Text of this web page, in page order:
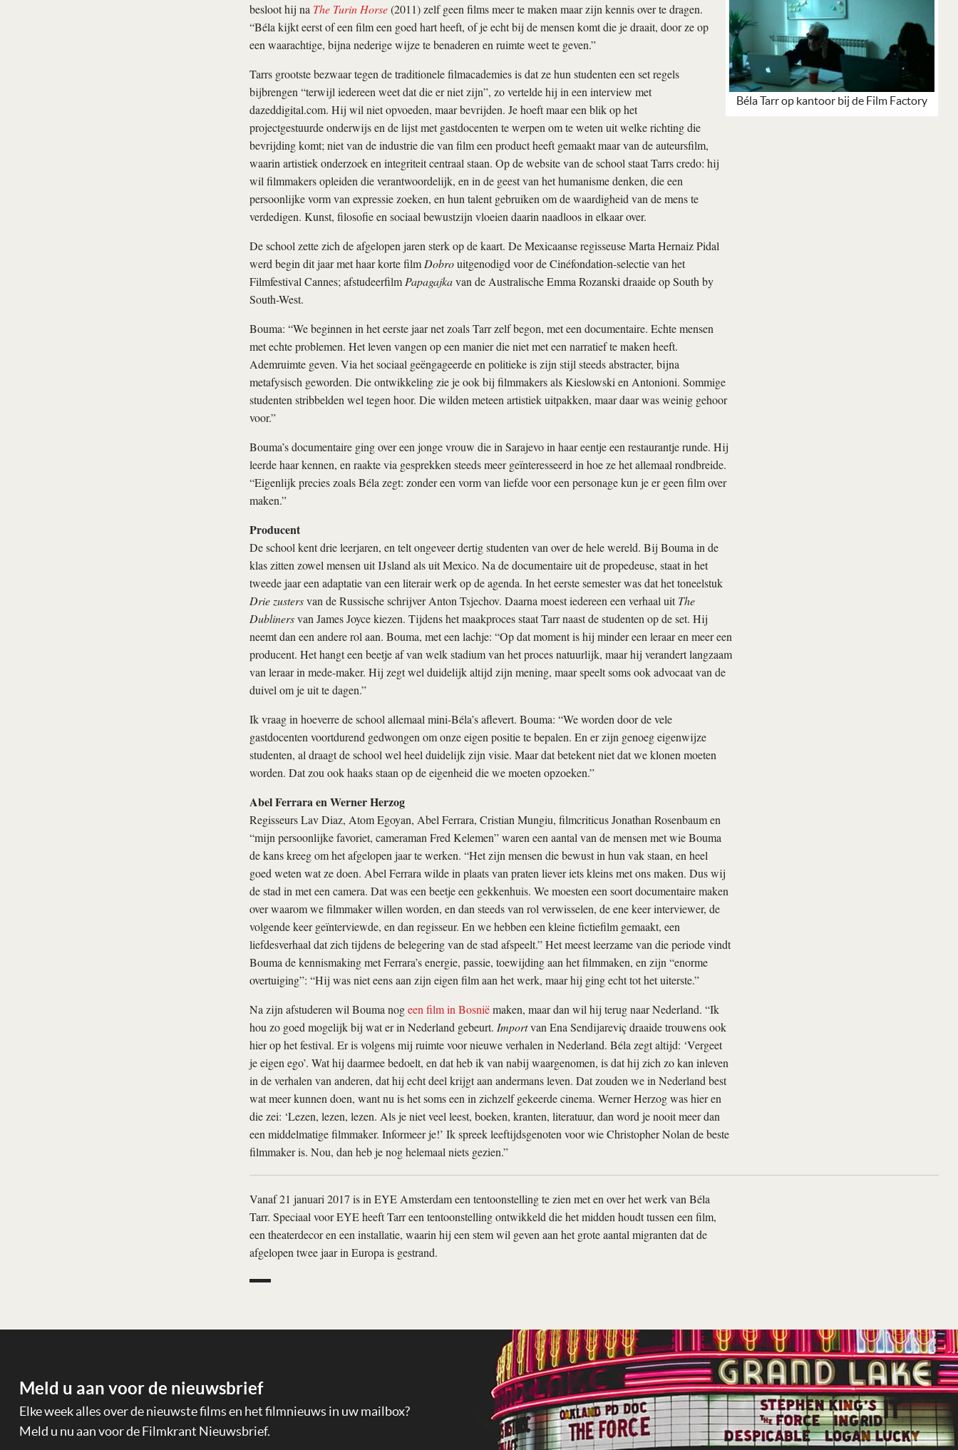
Béla Tarr op kantoor bij de Film Factory
besloot hij na The Turin Horse(2011) zelf geen films meer te maken maar zijn kennis over te dragen.
“Béla kijkt eerst of een film een goed hart heeft, of je echt bij de mensen komt die je draait, door ze op
een waarachtige, bijna nederige wijze te benaderen en ruimte weet te geven.”
Tarrs grootste bezwaar tegen de traditionele filmacademies is dat ze hun studenten een set regels
bijbrengen “terwijl iedereen weet dat die er niet zijn”, zo vertelde hij in een interview met
dazeddigital.com. Hij wil niet opvoeden, maar bevrijden. Je hoeft maar een blik op het
projectgestuurde onderwijs en de lijst met gastdocenten te werpen om te weten uit welke richting die
bevrijding komt; niet van de industrie die van film een product heeft gemaakt maar van de auteursfilm,
waarin artistiek onderzoek en integriteit centraal staan. Op de website van de school staat Tarrs credo: hij
wil filmmakers opleiden die verantwoordelijk, en in de geest van het humanisme denken, die een
persoonlijke vorm van expressie zoeken, en hun talent gebruiken om de waardigheid van de mens te
verdedigen. Kunst, filosofie en sociaal bewustzijn vloeien daarin naadloos in elkaar over.
De school zette zich de afgelopen jaren sterk op de kaart. De Mexicaanse regisseuse Marta Hernaiz Pidal
werd begin dit jaar met haar korte film Dobrouitgenodigd voor de Cinéfondation-selectie van het
Filmfestival Cannes; afstudeerfilm Papagajkavan de Australische Emma Rozanski draaide op South by
South-West.
Bouma: “We beginnen in het eerste jaar net zoals Tarr zelf begon, met een documentaire. Echte mensen
met echte problemen. Het leven vangen op een manier die niet met een narratief te maken heeft.
Ademruimte geven. Via het sociaal geëngageerde en politieke is zijn stijl steeds abstracter, bijna
metafysisch geworden. Die ontwikkeling zie je ook bij filmmakers als Kieslowski en Antonioni. Sommige
studenten stribbelden wel tegen hoor. Die wilden meteen artistiek uitpakken, maar daar was weinig gehoor
voor.”
Bouma’s documentaire ging over een jonge vrouw die in Sarajevo in haar eentje een restaurantje runde. Hij
leerde haar kennen, en raakte via gesprekken steeds meer geïnteresseerd in hoe ze het allemaal rondbreide.
“Eigenlijk precies zoals Béla zegt: zonder een vorm van liefde voor een personage kun je er geen film over
maken.”
Producent
De school kent drie leerjaren, en telt ongeveer dertig studenten van over de hele wereld. Bij Bouma in de
klas zitten zowel mensen uit IJsland als uit Mexico. Na de documentaire uit de propedeuse, staat in het
tweede jaar een adaptatie van een literair werk op de agenda. In het eerste semester was dat het toneelstuk
Drie zustersvan de Russische schrijver Anton Tsjechov. Daarna moest iedereen een verhaal uitThe
Dublinersvan James Joyce kiezen. Tijdens het maakproces staat Tarr naast de studenten op de set. Hij
neemt dan een andere rol aan. Bouma, met een lachje: “Op dat moment is hij minder een leraar en meer een
producent. Het hangt een beetje af van welk stadium van het proces natuurlijk, maar hij verandert langzaam
van leraar in mede-maker. Hij zegt wel duidelijk altijd zijn mening, maar speelt soms ook advocaat van de
duivel om je uit te dagen.”
Ik vraag in hoeverre de school allemaal mini-Béla’s aflevert. Bouma: “We worden door de vele
gastdocenten voortdurend gedwongen om onze eigen positie te bepalen. En er zijn genoeg eigenwijze
studenten, al draagt de school wel heel duidelijk zijn visie. Maar dat betekent niet dat we klonen moeten
worden. Dat zou ook haaks staan op de eigenheid die we moeten opzoeken.”
Abel Ferrara en Werner Herzog
Regisseurs Lav Diaz, Atom Egoyan, Abel Ferrara, Cristian Mungiu, filmcriticus Jonathan Rosenbaum en
“mijn persoonlijke favoriet, cameraman Fred Kelemen” waren een aantal van de mensen met wie Bouma
de kans kreeg om het afgelopen jaar te werken. “Het zijn mensen die bewust in hun vak staan, en heel
goed weten wat ze doen. Abel Ferrara wilde in plaats van praten liever iets kleins met ons maken. Dus wij
de stad in met een camera. Dat was een beetje een gekkenhuis. We moesten een soort documentaire maken
over waarom we filmmaker willen worden, en dan steeds van rol verwisselen, de ene keer interviewer, de
volgende keer geïnterviewde, en dan regisseur. En we hebben een kleine fictiefilm gemaakt, een
liefdesverhaal dat zich tijdens de belegering van de stad afspeelt.” Het meest leerzame van die periode vindt
Bouma de kennismaking met Ferrara’s energie, passie, toewijding aan het filmmaken, en zijn “enorme
overtuiging”: “Hij was niet eens aan zijn eigen film aan het werk, maar hij ging echt tot het uiterste.”
Na zijn afstuderen wil Bouma nogeen film in Bosniëmaken, maar dan wil hij terug naar Nederland. “Ik
hou zo goed mogelijk bij wat er in Nederland gebeurt. Importvan Ena Sendijareviç draaide trouwens ook
hier op het festival. Er is volgens mij ruimte voor nieuwe verhalen in Nederland. Béla zegt altijd: ‘Vergeet
je eigen ego’. Wat hij daarmee bedoelt, en dat heb ik van nabij waargenomen, is dat hij zich zo kan inleven
in de verhalen van anderen, dat hij echt deel krijgt aan andermans leven. Dat zouden we in Nederland best
wat meer kunnen doen, want nu is het soms een in zichzelf gekeerde cinema. Werner Herzog was hier en
die zei: ‘Lezen, lezen, lezen. Als je niet veel leest, boeken, kranten, literatuur, dan word je nooit meer dan
een middelmatige filmmaker. Informeer je!’ Ik spreek leeftijdsgenoten voor wie Christopher Nolan de beste
filmmaker is. Nou, dan heb je nog helemaal niets gezien.”
Vanaf 21 januari 2017 is in EYE Amsterdam een tentoonstelling te zien met en over het werk van Béla
Tarr. Speciaal voor EYE heeft Tarr een tentoonstelling ontwikkeld die het midden houdt tussen een film,
een theaterdecor en een installatie, waarin hij een stem wil geven aan het grote aantal migranten dat de
afgelopen twee jaar in Europa is gestrand.
Meld u aan voor de nieuwsbrief
Elke week alles over de nieuwste films en het filmnieuws in uw mailbox?
Meld u nu aan voor de Filmkrant Nieuwsbrief.